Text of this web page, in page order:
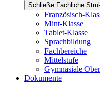
Schließe Fachliche
Französisch-
Mint-Klasse
Tablet-Klasse
Sprachbildung
Fachbereiche
Mittelstufe
Gymnasiale
Dokumente